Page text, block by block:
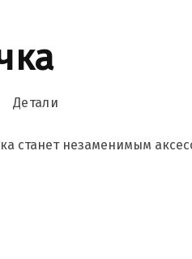
Детали
станет незаменимым